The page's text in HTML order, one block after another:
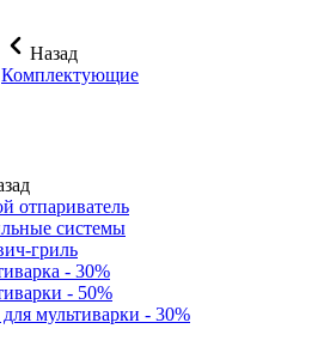
Назад
Комплектующие
отпариватель
системы
гриль
- 30%
- 50%
мультиварки - 30%